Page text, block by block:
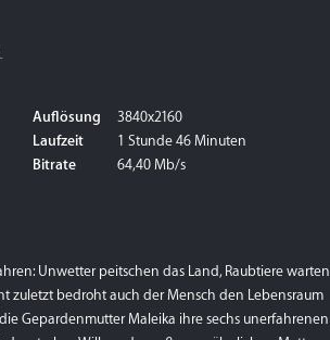
Auflösung
3840x2160
Laufzeit
1 Stunde 46 Minuten
Bitrate
64,40 Mb/s
Unwetter peitschen das Land, Raubtiere warten
zuletzt bedroht auch der Mensch den Lebensraum
Gepardenmutter Maleika ihre sechs unerfahrenen